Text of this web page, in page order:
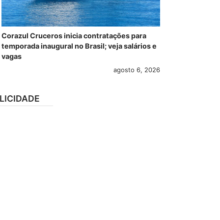
Corazul Cruceros inicia contratações para
temporada inaugural no Brasil; veja salários e
vagas
agosto 6, 2026